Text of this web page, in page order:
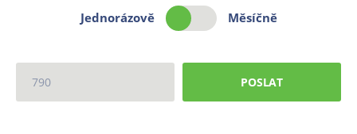
Jednorázově Měsíčně
POSLAT